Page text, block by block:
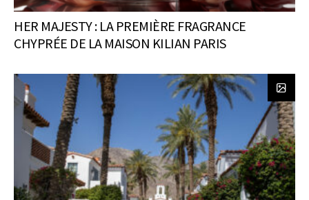
HER MAJESTY : LA PREMIÈRE FRAGRANCE
CHYPRÉE DE LA MAISON KILIAN PARIS